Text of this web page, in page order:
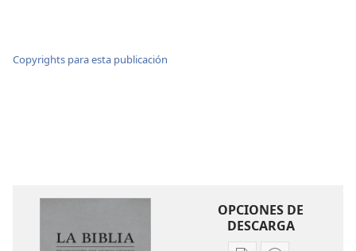
Copyrights para esta publicación
OPCIONES DE
DESCARGA